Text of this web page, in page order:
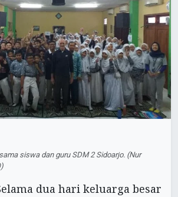
siswa dan guru SDM 2 Sidoarjo. (Nur
dua hari keluarga besar